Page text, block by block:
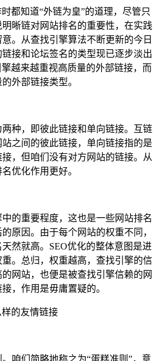
都知道“外链为皇”的道理，尽管只
晰链对网站排名的重要性，在实践
。从查找引擎算法不断更新的今日
接和论坛签名的类型现已逐步淡出
越来越重视高质量的外部链接，而
外部链接类型。
种，即彼此链接和单向链接。互链
之间的彼此链接，单向链接指的是
，但咱们没有对方网站的链接。从
优化作用更好。
的重要程度，这也是一些网站排名
原因。由于每个网站的权重不同，
然就高。SEO优化的整体意图是进
。总归，权重越高，查找引擎的信
网站，也便是被查找引擎信赖的网
，作用是毋庸置疑的。
的友情链接
咱们简略地称之为“蛋糕准则”，意